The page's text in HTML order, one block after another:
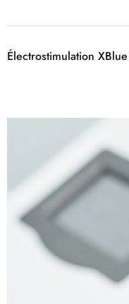
Électrostimulation XBlue